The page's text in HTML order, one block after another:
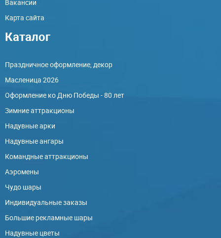
Вакансии
Карта сайта
Каталог
Праздничное оформление, декор
Масленица 2026
Оформление ко Дню Победы - 80 лет
Зимние аттракционы
Надувные арки
Надувные ангары
Командные аттракционы
Аэромены
Чудо шары
Индивидуальные заказы
Большие рекламные шары
Надувные цветы